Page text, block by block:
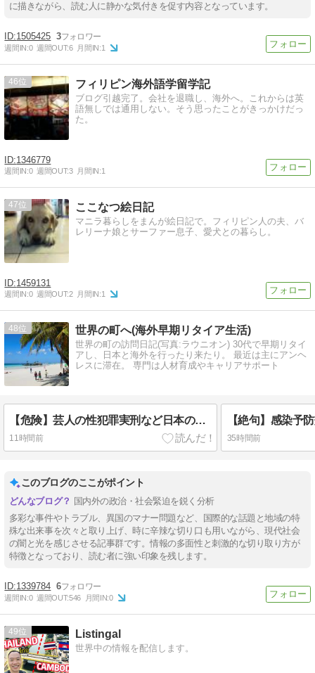
に描きながら、読む人に静かな気付きを促す内容となっています。
1505425 3
週間IN:0 週間OUT:6 月間IN:1
46 フィリピン海外語学留学記
ブログ引越完了。会社を退職し、海外へ。これからは英
語無しでは通用しない。そう思ったことがきっかけだっ
た。
1346779
週間IN:0 週間OUT:3 月間IN:1
47 ここなつ絵日記
マニラ暮らしをまんが絵日記で。フィリピン人の夫、バ
レリーナ娘とサーファー息子、愛犬との暮らし。
1459131
週間IN:0 週間OUT:2 月間IN:1
48 世界の町へ(海外早期リタイア生活)
世界の町の訪問日記(写真:ラウニオン) 30代で早期リタイ
アし、日本と海外を行ったり来たり。 最近は主にアンヘ
レスに滞在。 専門は人材育成やキャリアサポート
【危険】芸人の性犯罪実刑など日本の刑罰がおかしくなって大炎上！
11時間前 35時間前
このブログのここがポイント
国内外の政治・社会緊迫を鋭く分析
多彩な事件やトラブル、異国のマナー問題など、国際的な話題と地域の特
殊な出来事を次々と取り上げ、時に辛辣な切り口も用いながら、現代社会
の闇と光を感じさせる記事群です。情報の多面性と刺激的な切り取り方が
特徴となっており、読む者に強い印象を残します。
1339784 6
週間IN:0 週間OUT:546 月間IN:0
49 Listingal
世界中の情報を配信します。